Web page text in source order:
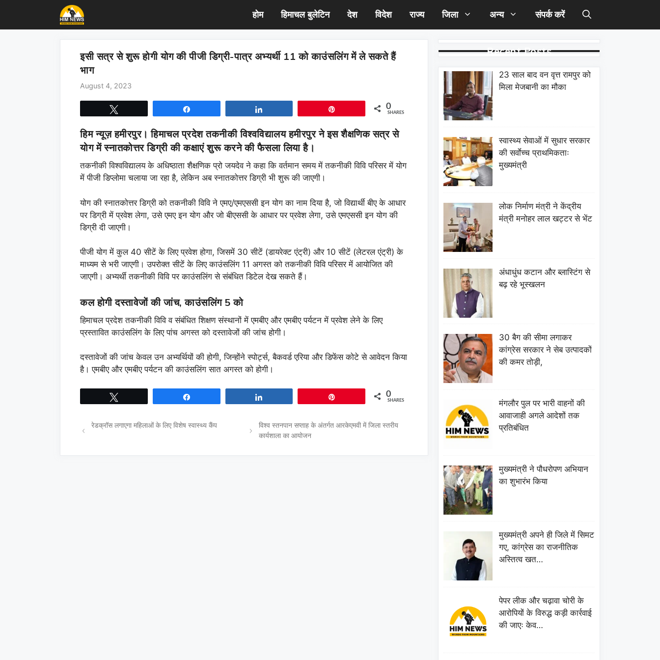
content
होम हिमाचल बुलेटिन देश विदेश राज्य जिला अन्य संपर्क करें
इसी सत्र से शुरू होगी योग की पीजी डिग्री-पात्र अभ्यर्थी 11 को काउंसलिंग में ले सकते हैं
भाग
August 4, 2023
0
SHARES
हिम न्यूज़ हमीरपुर। हिमाचल प्रदेश तकनीकी विश्वविद्यालय हमीरपुर ने इस शैक्षणिक सत्र से
योग में स्नातकोत्तर डिग्री की कक्षाएं शुरू करने की फैसला लिया है।
तकनीकी विश्वविद्यालय के अधिष्ठाता शैक्षणिक प्रो जयदेव ने कहा कि वर्तमान समय में तकनीकी विवि परिसर में योग
में पीजी डिप्लोमा चलाया जा रहा है, लेकिन अब स्नातकोत्तर डिग्री भी शुरू की जाएगी।
योग की स्नातकोत्तर डिग्री को तकनीकी विवि ने एमए/एमएससी इन योग का नाम दिया है, जो विद्यार्थी बीए के आधार
पर डिग्री में प्रवेश लेगा, उसे एमए इन योग और जो बीएससी के आधार पर प्रवेश लेगा, उसे एमएससी इन योग की
डिग्री दी जाएगी।
पीजी योग में कुल 40 सीटें के लिए प्रवेश होगा, जिसमें 30 सीटें (डायरेक्ट एंट्री) और 10 सीटें (लेटरल एंट्री) के
माध्यम से भरी जाएगी। उपरोक्त सीटें के लिए काउंसलिंग 11 अगस्त को तकनीकी विवि परिसर में आयोजित की
जाएगी। अभ्यर्थी तकनीकी विवि पर काउंसलिंग से संबंधित डिटेल देख सकते हैं।
कल होगी दस्तावेजों की जांच, काउंसलिंग 5 को
हिमाचल प्रदेश तकनीकी विवि व संबंधित शिक्षण संस्थानों में एमबीए और एमबीए पर्यटन में प्रवेश लेने के लिए
प्रस्तावित काउंसलिंग के लिए पांच अगस्त को दस्तावेजों की जांच होगी।
दस्तावेजों की जांच केवल उन अभ्यर्थियों की होगी, जिन्होंने स्पोर्ट्स, बैकवर्ड एरिया और डिफेंस कोटे से आवेदन किया
है। एमबीए और एमबीए पर्यटन की काउंसलिंग सात अगस्त को होगी।
0
SHARES
रेडक्रॉस लगाएगा महिलाओं के लिए विशेष स्वास्थ्य कैंप
विश्व स्तनपान सप्ताह के अंतर्गत आरकेएमवी में जिला स्तरीय
कार्यशाला का आयोजन
Recent Posts
23 साल बाद वन वृत्त रामपुर को
मिला मेजबानी का मौका
स्वास्थ्य सेवाओं में सुधार सरकार
की सर्वाेच्च प्राथमिकताः
मुख्यमंत्री
लोक निर्माण मंत्री ने केंद्रीय
मंत्री मनोहर लाल खट्टर से भेंट
अंधाधुंध कटान और ब्लास्टिंग से
बढ़ रहे भूस्खलन
30 बैग की सीमा लगाकर
कांग्रेस सरकार ने सेब उत्पादकों
की कमर तोड़ी,
मंगलौर पुल पर भारी वाहनों की
आवाजाही अगले आदेशों तक
प्रतिबंधित
मुख्यमंत्री ने पौधरोपण अभियान
का शुभारंभ किया
मुख्यमंत्री अपने ही जिले में सिमट
गए, कांग्रेस का राजनीतिक
अस्तित्व खत…
पेपर लीक और चढ़ावा चोरी के
आरोपियों के विरुद्ध कड़ी कार्रवाई
की जाएः केव…